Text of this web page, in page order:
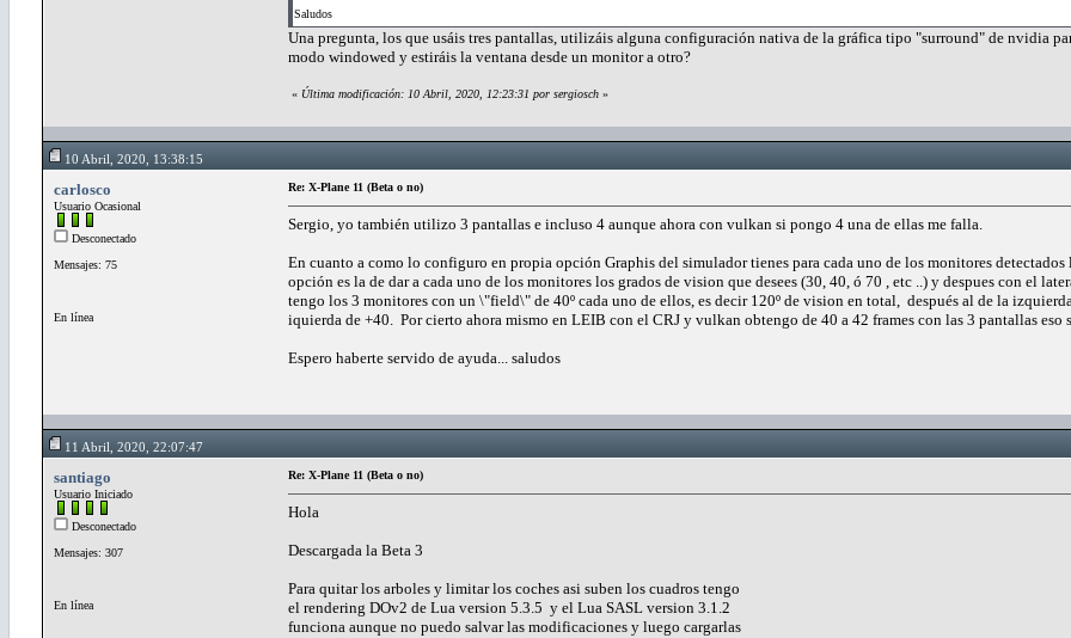
Saludos
Una pregunta, los que usáis tres pantallas, utilizáis alguna configuración nativa de la gráfica tipo "surround" de nvidia
modo windowed y estiráis la ventana desde un monitor a otro?
« Última modificación: 10 Abril, 2020, 12:23:31 por sergiosch »
10 Abril, 2020, 13:38:15
carlosco
Usuario Ocasional
Desconectado
Mensajes: 75
En línea
Re: X-Plane 11 (Beta o no)
Sergio, yo también utilizo 3 pantallas e incluso 4 aunque ahora con vulkan si pongo 4 una de ellas me falla.
En cuanto a como lo configuro en propia opción Graphis del simulador tienes para cada uno de los monitores
opción es la de dar a cada uno de los monitores los grados de vision que desees (30, 40, ó 70 , etc ..) y despues con el
tengo los 3 monitores con un \"field\" de 40º cada uno de ellos, es decir 120º de vision en total, después al de la
iquierda de +40. Por cierto ahora mismo en LEIB con el CRJ y vulkan obtengo de 40 a 42 frames con las 3 pantallas eso
Espero haberte servido de ayuda... saludos
11 Abril, 2020, 22:07:47
santiago
Usuario Iniciado
Desconectado
Mensajes: 307
En línea
Re: X-Plane 11 (Beta o no)
Hola
Descargada la Beta 3
Para quitar los arboles y limitar los coches asi suben los cuadros tengo
el rendering DOv2 de Lua version 5.3.5 y el Lua SASL version 3.1.2
funciona aunque no puedo salvar las modificaciones y luego cargarlas